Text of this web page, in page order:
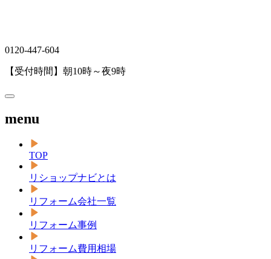
0120-447-604
【受付時間】朝10時～夜9時
menu
TOP
リショップナビとは
リフォーム会社一覧
リフォーム事例
リフォーム費用相場